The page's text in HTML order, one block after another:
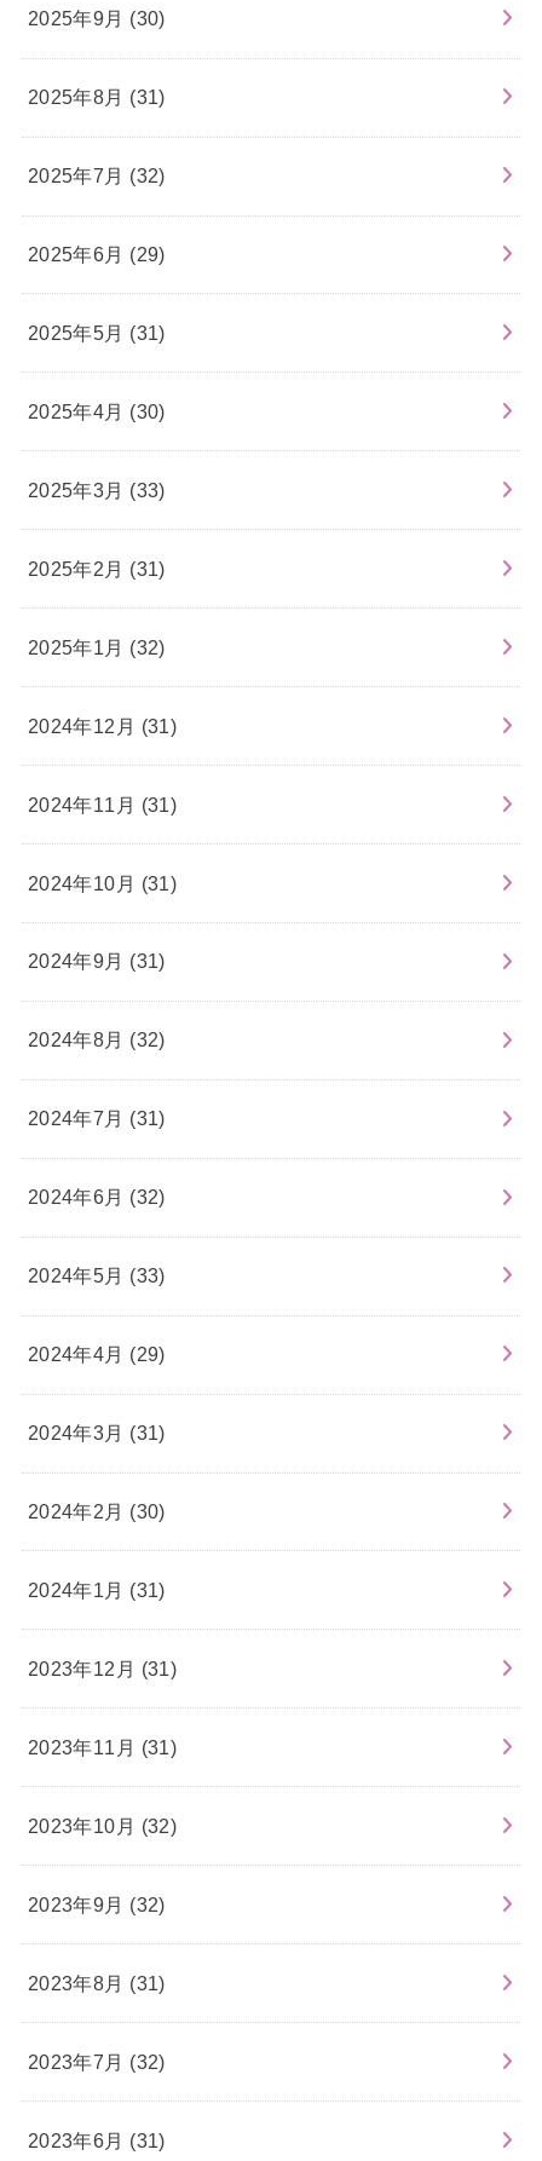
2025年9月 (30)
2025年8月 (31)
2025年7月 (32)
2025年6月 (29)
2025年5月 (31)
2025年4月 (30)
2025年3月 (33)
2025年2月 (31)
2025年1月 (32)
2024年12月 (31)
2024年11月 (31)
2024年10月 (31)
2024年9月 (31)
2024年8月 (32)
2024年7月 (31)
2024年6月 (32)
2024年5月 (33)
2024年4月 (29)
2024年3月 (31)
2024年2月 (30)
2024年1月 (31)
2023年12月 (31)
2023年11月 (31)
2023年10月 (32)
2023年9月 (32)
2023年8月 (31)
2023年7月 (32)
2023年6月 (31)